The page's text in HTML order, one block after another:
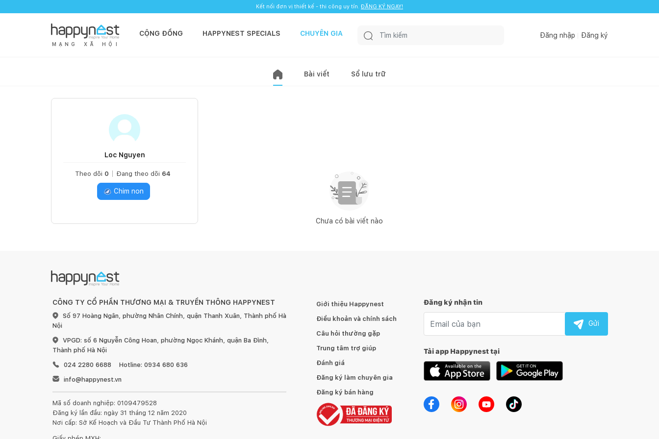
Kết nối đơn vị thiết kế - thi công uy tín. ĐĂNG KÝ NGAY!
M Ạ N G X Ã H Ộ I
CỘNG ĐỒNG HAPPYNEST SPECIALS CHUYÊN GIA Đăng nhập Đăng ký
Bài viết Sổ lưu trữ
Loc Nguyen
Theo dõi 0 Đang theo dõi 64
Chim non
Chưa có bài viết nào
CÔNG TY CỔ PHẦN THƯƠNG MẠI & TRUYỀN THÔNG HAPPYNEST
Số 97 Hoàng Ngân, phường Nhân Chính, quận Thanh Xuân, Thành phố Hà
Nội
VPGD: số 6 Nguyễn Công Hoan, phường Ngọc Khánh, quận Ba Đình,
Thành phố Hà Nội
024 2280 6688
Hotline: 0934 680 636
info@happynest.vn
Mã số doanh nghiệp: 0109479528
Đăng ký lần đầu: ngày 31 tháng 12 năm 2020
Nơi cấp: Sở Kế Hoạch và Đầu Tư Thành Phố Hà Nội
Giới thiệu Happynest
Điều khoản và chính sách
Câu hỏi thường gặp
Trung tâm trợ giúp
Đánh giá
Đăng ký làm chuyên gia
Đăng ký bán hàng
Đăng ký nhận tin
Gửi
Tải app Happynest tại